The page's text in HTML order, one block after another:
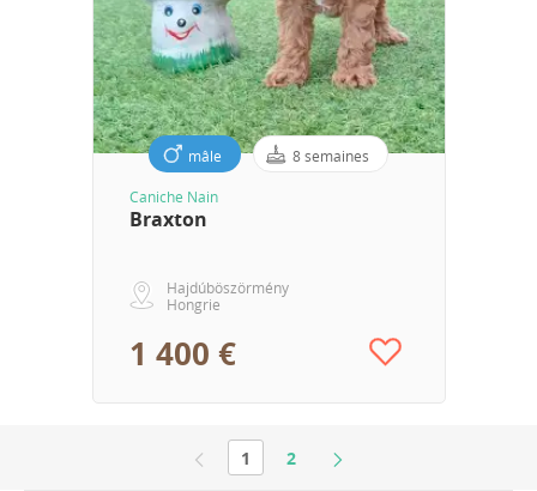
mâle 8 semaines
Caniche Nain
Braxton
Hajdúböszörmény
Hongrie
1 400 €
1 2